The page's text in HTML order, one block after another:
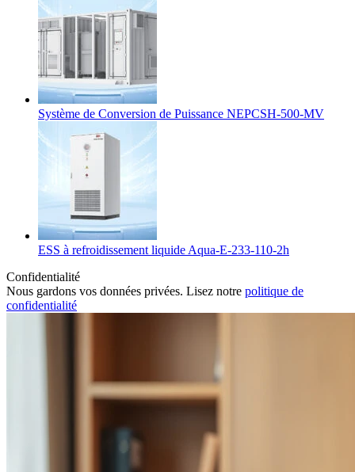
Système de Conversion de Puissance NEPCSH-500-MV
ESS à refroidissement liquide Aqua-E-233-110-2h
Confidentialité
Nous gardons vos données privées. Lisez notre politique de
confidentialité